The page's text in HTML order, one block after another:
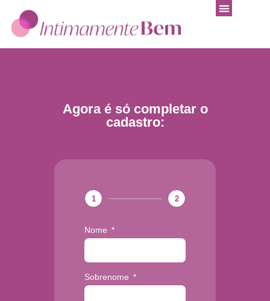
Agora é só completar o
cadastro:
1 2
Nome
Sobrenome